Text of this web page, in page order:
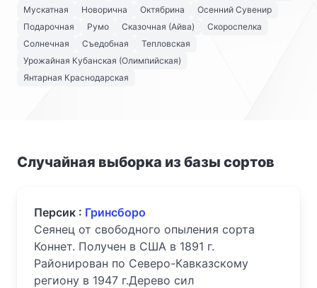
Мускатная
Новорична Октябрина
Осенний Сувенир
Подарочная
Румо Сказочная (Айва)
Скороспелка
Солнечная
Съедобная
Тепловская
Урожайная Кубанская (Олимпийская)
Янтарная Краснодарская
Случайная выборка из базы сортов
Персик : Гринсборо
Сеянец от свободного опыления сорта
Коннет. Получен в США в 1891 г.
Районирован по Северо-Кавказскому
региону в 1947 г.Дерево сил